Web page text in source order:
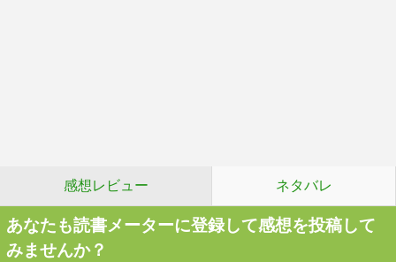
感想レビュー ネタバレ
あなたも読書メーターに登録して感想を投稿して
みませんか？